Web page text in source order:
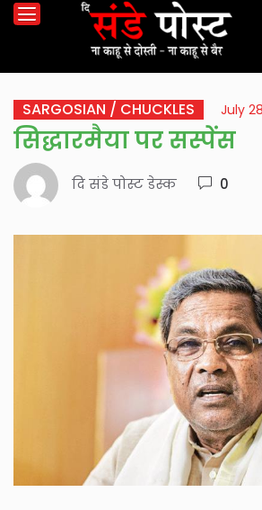
SARGOSIAN / CHUCKLES July
सिद्धारमैया पर सस्पेंस
दि संडे पोस्ट डेस्क 0